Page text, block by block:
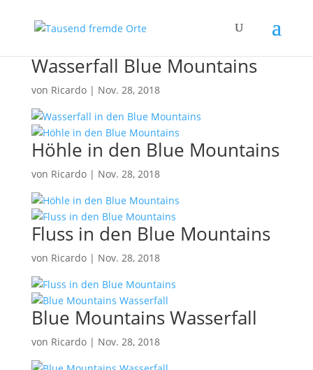
Wasserfall Blue Mountains
von Ricardo| Nov. 28, 2018
Höhle in den Blue Mountains
von Ricardo| Nov. 28, 2018
Fluss in den Blue Mountains
von Ricardo| Nov. 28, 2018
Blue Mountains Wasserfall
von Ricardo| Nov. 28, 2018